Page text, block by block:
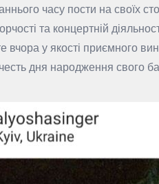
часу пости на своїх
та концертній
вчора у якості приємного
дня народження свого